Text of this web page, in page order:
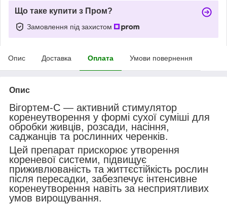
Що таке купити з Пром?
Замовлення під захистом
Опис Доставка Оплата Умови повернення
Опис
Вігортем‑С — активний стимулятор
коренеутворення у формі сухої суміші для
обробки живців, розсади, насіння,
саджанців та рослинних черенків.
Цей препарат прискорює утворення
кореневої системи, підвищує
приживлюваність та життєстійкість рослин
після пересадки, забезпечує інтенсивне
коренеутворення навіть за несприятливих
умов вирощування.